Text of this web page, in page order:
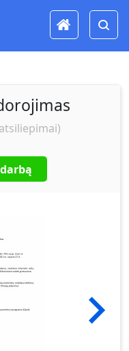
atsiliepimai)